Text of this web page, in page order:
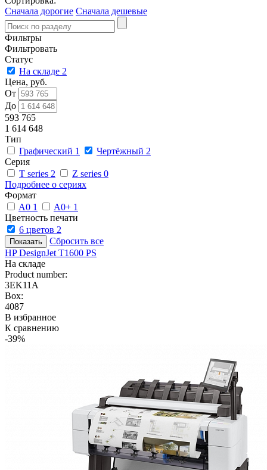
Сначала дорогие Сначала дешевые
Фильтры
Фильтровать
Статус
На складе 2
Цена, руб.
От
До
593 765
1 614 648
Тип
Графический 1 Чертёжный 2
Серия
T series 2 Z series 0
Подробнее о сериях
Формат
A0 1 A0+ 1
Цветность печати
6 цветов 2
Сбросить все
HP DesignJet T1600 PS
На складе
Product number:
3EK11A
Box:
4087
В избранное
К сравнению
-39%